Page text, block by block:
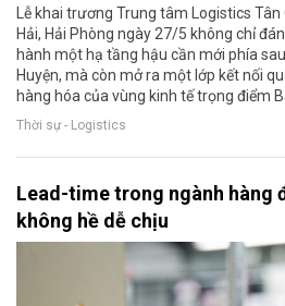
Lễ khai trương Trung tâm Logistics
Hải, Hải Phòng ngày 27/5 không chỉ
hành một hạ tầng hậu cần mới phía
Huyện, mà còn mở ra một lớp kết nối
hàng hóa của vùng kinh tế trọng điểm
Thời sự - Logistics
Lead-time trong ngành hàng
không hề dễ chịu